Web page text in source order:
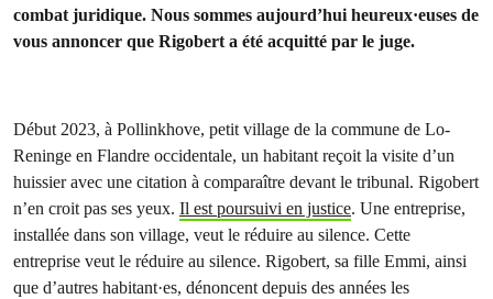
combat juridique. Nous sommes aujourd’hui heureux·euses de
vous annoncer que Rigobert a été acquitté par le juge.
Début 2023, à Pollinkhove, petit village de la commune de Lo-
Reninge en Flandre occidentale, un habitant reçoit la visite d’un
huissier avec une citation à comparaître devant le tribunal. Rigobert
n’en croit pas ses yeux. Il est poursuivi en justice. Une entreprise,
installée dans son village, veut le réduire au silence. Cette
entreprise veut le réduire au silence. Rigobert, sa fille Emmi, ainsi
que d’autres habitant·es, dénoncent depuis des années les